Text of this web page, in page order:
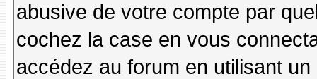
abusive de votre compte par
cochez la case en vous
accédez au forum en utilisant